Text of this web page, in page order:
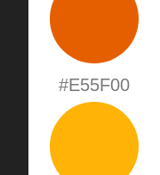
#E55F00